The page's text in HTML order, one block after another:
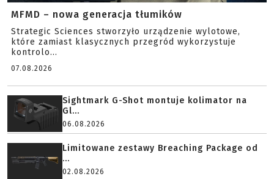
MFMD – nowa generacja tłumików
Strategic Sciences stworzyło urządzenie wylotowe,
które zamiast klasycznych przegród wykorzystuje
kontrolo...
07.08.2026
Sightmark G-Shot montuje kolimator na
Gl...
06.08.2026
Limitowane zestawy Breaching Package od
...
02.08.2026